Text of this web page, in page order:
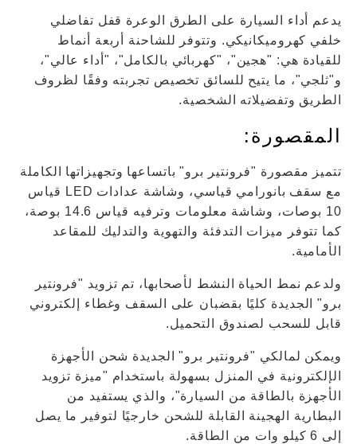
يدعم أداء السيارة على الطرق الوعرة قفل تفاضلي
خلفي كهروميكانيكي. وتتوفر للشاحنة أربعة أنماط
للقيادة هي: "هجين"، "كهربائي بالكامل"، "أداء عالي"،
و"ثلجي"، ما يتيح للسائق تخصيص تجربته وفقًا لظروف
الطريق وتفضيلاته الشخصية.
المقصورة:
تتميز مقصورة "فرونتير برو" باتساعها وتجهيزاتها الكاملة
مع سقف بانورامي قياسي، وشاشة عدادات LED قياس
10 بوصات، وشاشة معلومات وترفيه قياس 14.6 بوصة،
كما تتوفر ميزات التدفئة والتهوية والتدليك للمقاعد
الأمامية.
ولدعم نمط الحياة النشط لأصحابها، تم تزويد "فرونتير
برو" الجديدة كليًا بقضبان على السقف وغطاء إلكتروني
قابل للسحب لصندوق التحميل.
ويمكن لمالكي "فرونتير برو" الجديدة شحن الأجهزة
الإلكترونية في المنزل بسهولة باستخدام "ميزة تزويد
الأجهزة بالطاقة من السيارة"، والذي يستفيد من
البطارية الهجينة القابلة للشحن خارجيًا لتوفير ما يصل
إلى 6 كيلو وات من الطاقة.